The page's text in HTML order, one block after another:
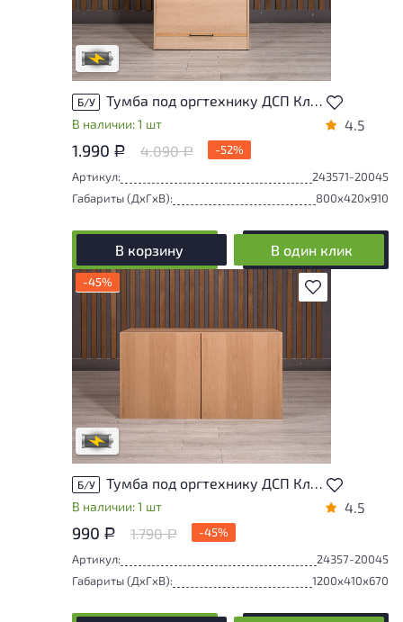
дополнительную информацию у
сотрудников магазина
В обработке
Б/У
В наличии: 1 шт 4.5
1.990 Р 4.090Р
-52%
Артикул:
243571-20045
Габариты (ДxГxВ):
800x420x910
В корзину В один клик
В избранное
-45%
Степень износа находится на стадии
проверки. Вы можете уточнить
дополнительную информацию у
сотрудников магазина
В обработке
Б/У
В наличии: 1 шт 4.5
990 Р 1.790Р
-45%
Артикул:
24357-20045
Габариты (ДxГxВ):
1200x410x670